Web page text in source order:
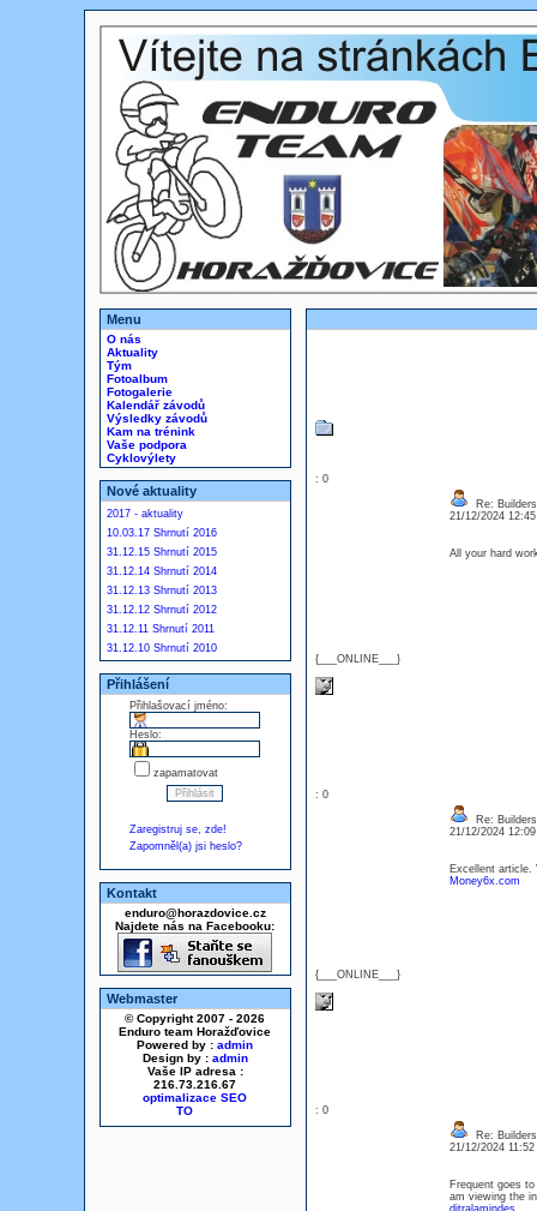
Menu
O nás
Aktuality
Tým
Fotoalbum
Fotogalerie
Kalendář závodů
Výsledky závodů
Kam na trénink
Vaše podpora
Cyklovýlety
Nové aktuality
2017 - aktuality
10.03.17 Shrnutí 2016
31.12.15 Shrnutí 2015
31.12.14 Shrnutí 2014
31.12.13 Shrnutí 2013
31.12.12 Shrnutí 2012
31.12.11 Shrnutí 2011
31.12.10 Shrnutí 2010
Přihlášení
Přihlašovací jméno:
Heslo:
zapamatovat
Zaregistruj se, zde!
Zapomněl(a) jsi heslo?
Kontakt
enduro@horazdovice.cz
Najdete nás na Facebooku:
Webmaster
© Copyright 2007 - 2026
Enduro team Horažďovice
Powered by : admin
Design by : admin
Vaše IP adresa :
216.73.216.67
optimalizace SEO
: 0
{___ONLINE___}
Re:
21/12/2024
All your hard
: 0
{___ONLINE___}
Re:
21/12/2024
Excellent
Money6x.com
: 0
Re:
21/12/2024
Frequent goes
am viewing the
ditralamindes